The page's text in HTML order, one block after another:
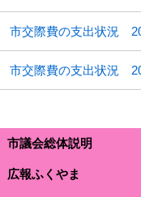
市交際費の支出状況
市交際費の支出状況
市議会総体説明
広報ふくやま